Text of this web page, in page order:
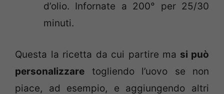
d’olio. Infornate a 200° per 25/30
minuti.
Questa la ricetta da cui partire ma si può
personalizzare togliendo l’uovo se non
piace, ad esempio, e aggiungendo altri